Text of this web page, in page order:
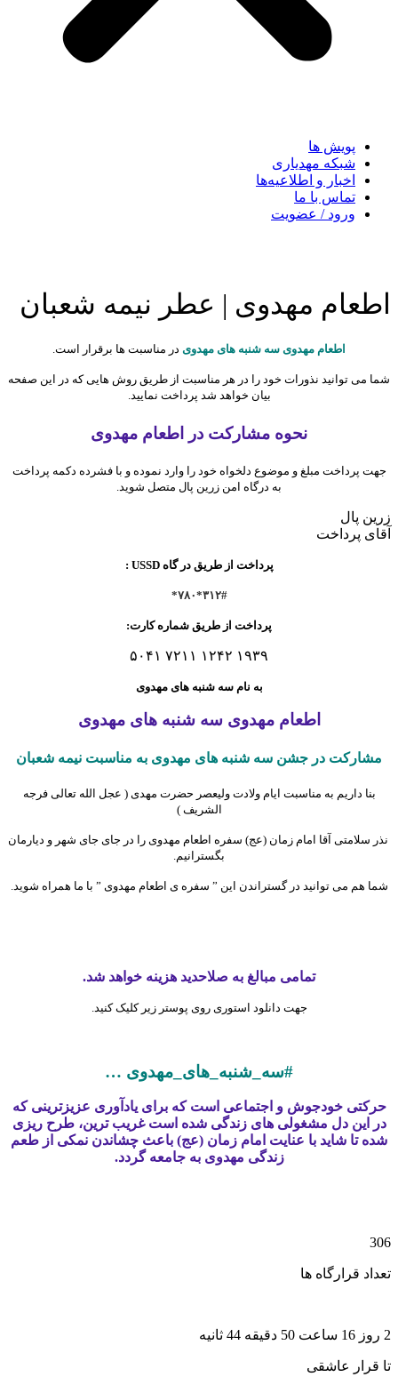
پویش ها
شبکه مهدیاری
اخبار و اطلاعیه‌ها
تماس با ما
ورود / عضویت
اطعام مهدوی | عطر نیمه شعبان
اطعام مهدوی سه شنبه های مهدوی در مناسبت ها برقرار است.
شما می توانید نذورات خود را در هر مناسبت از طریق روش هایی که در این صفحه
بیان خواهد شد پرداخت نمایید.
نحوه مشارکت در اطعام مهدوی
جهت پرداخت مبلغ و موضوع دلخواه خود را وارد نموده و با فشرده دکمه پرداخت
به درگاه امن زرین پال متصل شوید.
زرین پال
آقای پرداخت
پرداخت از طریق در گاه USSD :
#٣١٢*٧٨٠*
پرداخت از طریق شماره کارت:
۱۹۳۹ ۱۲۴۲ ۷۲۱۱ ۵۰۴۱
به نام سه شنبه های مهدوی
اطعام مهدوی سه شنبه های مهدوی
مشارکت در جشن سه شنبه های مهدوی به مناسبت نیمه شعبان
بنا داریم به مناسبت ایام ولادت ولیعصر حضرت مهدی ( عجل الله تعالی فرجه
الشریف )
نذر سلامتی آقا امام زمان (عج) سفره اطعام مهدوی را در جای جای شهر و دیارمان
بگسترانیم.
شما هم می توانید در گستراندن این ” سفره ی اطعام مهدوی ” با ما همراه شوید.
تمامی مبالغ به صلاحدید هزینه خواهد شد.
جهت دانلود استوری روی پوستر زیر کلیک کنید.
#سه_شنبه_های_مهدوی …
حرکتی خودجوش و اجتماعی است که برای یادآوری عزیزترینی که
در این دل مشغولی های زندگی شده است غریب ترین، طرح ریزی
شده تا شاید با عنایت امام زمان (عج) باعث چشاندن نمکی از طعم
زندگی مهدوی به جامعه گردد.
306
تعداد قرارگاه ها
2 روز 16 ساعت 50 دقیقه 44 ثانیه
تا قرار عاشقی